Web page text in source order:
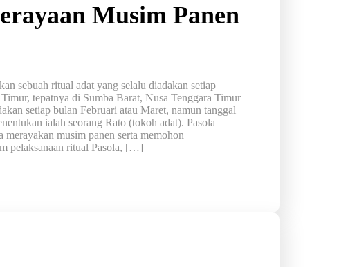
Musim Panen
sebuah ritual adat yang selalu diadakan setiap
tepatnya di Sumba Barat, Nusa Tenggara Timur
setiap bulan Februari atau Maret, namun tanggal
ialah seorang Rato (tokoh adat). Pasola
merayakan musim panen serta memohon
pelaksanaan ritual Pasola, […]